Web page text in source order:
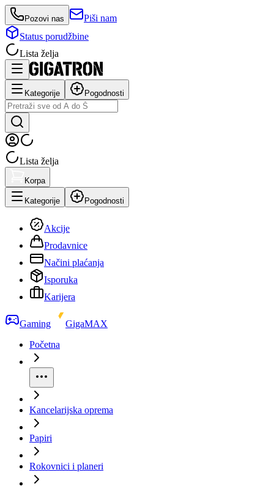
Pozovi nas
Piši nam
Status porudžbine
Lista želja
Kategorije Pogodnosti
Lista želja
Korpa
Kategorije Pogodnosti
Akcije
Prodavnice
Načini plaćanja
Isporuka
Karijera
Gaming
GigaMAX
Početna
Kancelarijska oprema
Papiri
Rokovnici i planeri